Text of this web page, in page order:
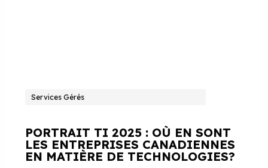
Services Gérés
PORTRAIT TI 2025 : OÙ EN SONT
LES ENTREPRISES CANADIENNES
EN MATIÈRE DE TECHNOLOGIES?